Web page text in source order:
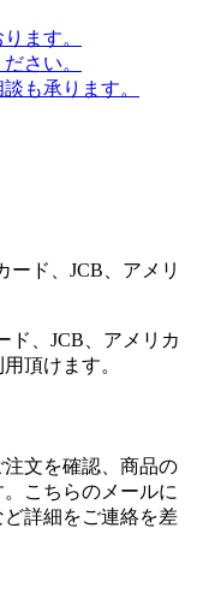
ます。
さい。
も承ります。
ド、JCB、アメリカ
頂けます。
注文を確認、商品の
こちらのメールに
詳細をご連絡を差